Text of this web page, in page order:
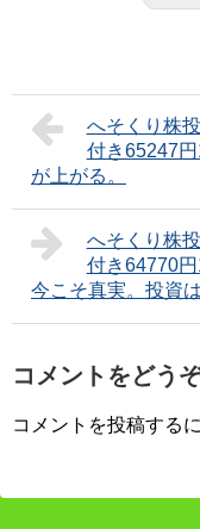
へそくり株
付き65247
が上がる。
へそくり株
付き64770円
今こそ真実。投資
コメントをどう
コメントを投稿する